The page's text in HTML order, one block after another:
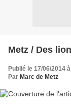
Metz / Des
Publié le 17/06/2014
Par Marc de Metz